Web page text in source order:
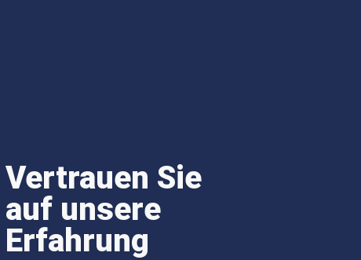
Vertrauen Sie
auf unsere
Erfahrung